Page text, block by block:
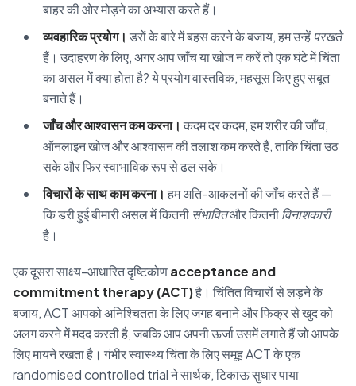
बाहर की ओर मोड़ने का अभ्यास करते हैं।
व्यवहारिक प्रयोग। डरों के बारे में बहस करने के बजाय, हम उन्हें परखते
हैं। उदाहरण के लिए, अगर आप जाँच या खोज न करें तो एक घंटे में चिंता
का असल में क्या होता है? ये प्रयोग वास्तविक, महसूस किए हुए सबूत
बनाते हैं।
जाँच और आश्वासन कम करना। कदम दर कदम, हम शरीर की जाँच,
ऑनलाइन खोज और आश्वासन की तलाश कम करते हैं, ताकि चिंता उठ
सके और फिर स्वाभाविक रूप से ढल सके।
विचारों के साथ काम करना। हम अति-आकलनों की जाँच करते हैं —
कि डरी हुई बीमारी असल में कितनी संभावितऔर कितनीविनाशकारी
है।
एक दूसरा साक्ष्य-आधारित दृष्टिकोणacceptance and
commitment therapy (ACT)है। चिंतित विचारों से लड़ने के
बजाय, ACT आपको अनिश्चितता के लिए जगह बनाने और फिक्र से खुद को
अलग करने में मदद करती है, जबकि आप अपनी ऊर्जा उसमें लगाते हैं जो आपके
लिए मायने रखता है। गंभीर स्वास्थ्य चिंता के लिए समूह ACT के एक
randomised controlled trial ने सार्थक, टिकाऊ सुधार पाया